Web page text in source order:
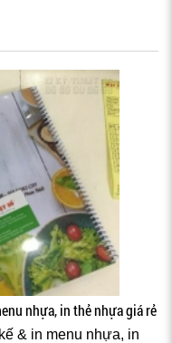
nhựa, in thẻ nhựa giá rẻ
& in menu nhựa, in